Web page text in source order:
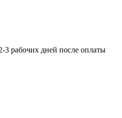
3 рабочих дней после оплаты